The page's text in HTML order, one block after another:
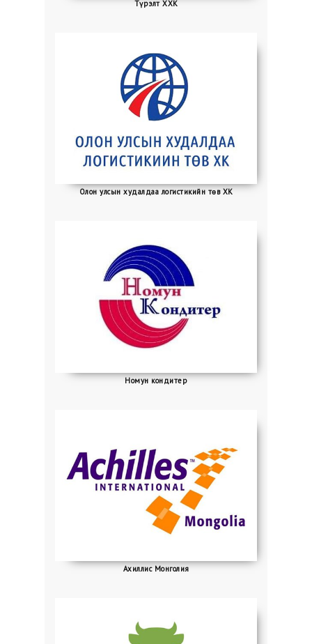
Түрэлт ХХК
Олон улсын худалдаа логистикийн төв ХК
Номун кондитер
Ахиллис Монголия